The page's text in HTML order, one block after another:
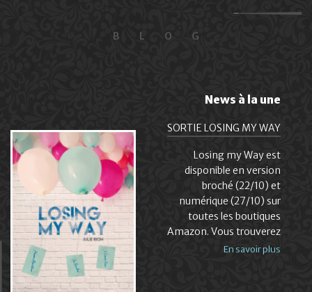
BLOG
News à la une
SORTIE LOSING MY WAY
Losing my Way est
disponible en version
broché (22/10) et
numérique (27/10) sur
toutes les boutiques
Amazon. Vous trouverez
En savoir plus